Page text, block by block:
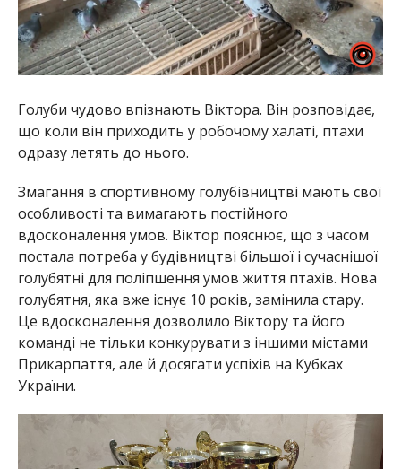
Голуби чудово впізнають Віктора. Він розповідає,
що коли він приходить у робочому халаті, птахи
одразу летять до нього.
Змагання в спортивному голубівництві мають свої
особливості та вимагають постійного
вдосконалення умов. Віктор пояснює, що з часом
постала потреба у будівництві більшої і сучаснішої
голубятні для поліпшення умов життя птахів. Нова
голубятня, яка вже існує 10 років, замінила стару.
Це вдосконалення дозволило Віктору та його
команді не тільки конкурувати з іншими містами
Прикарпаття, але й досягати успіхів на Кубках
України.